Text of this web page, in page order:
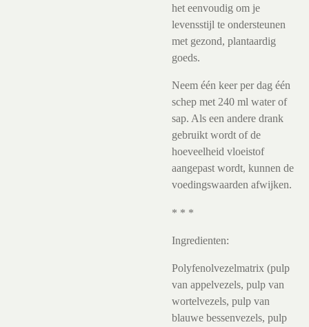
het eenvoudig om je
levensstijl te ondersteunen
met gezond, plantaardig
goeds.
Neem één keer per dag één
schep met 240 ml water of
sap. Als een andere drank
gebruikt wordt of de
hoeveelheid vloeistof
aangepast wordt, kunnen de
voedingswaarden afwijken.
* * *
Ingredienten:
Polyfenolvezelmatrix (pulp
van appelvezels, pulp van
wortelvezels, pulp van
blauwe bessenvezels, pulp